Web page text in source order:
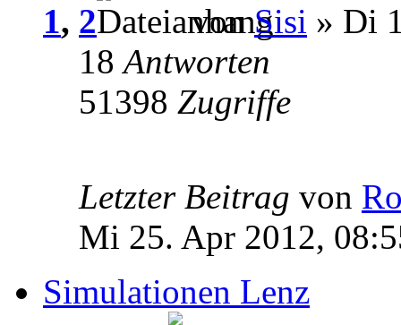
1, 2 vonSisi » Di
18Antworten
51398 Zugriffe
Letzter Beitrag von
Mi 25. Apr 2012,
Simulationen Lenz